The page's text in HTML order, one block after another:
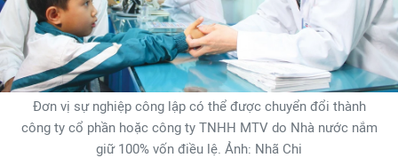
Đơn vị sự nghiệp công lập có thể được chuyển đổi thành
công ty cổ phần hoặc công ty TNHH MTV do Nhà nước nắm
giữ 100% vốn điều lệ. Ảnh: Nhã Chi